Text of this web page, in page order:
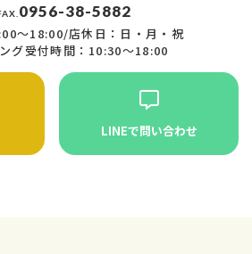
0956-38-5882
〜18:00/店休日：日・月・祝
グ受付時間：10:30〜18:00
LINEで問い合わせ